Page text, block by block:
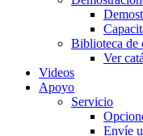
Biblioteca de
Ver
Videos
Apoyo
Servicio
Envíe